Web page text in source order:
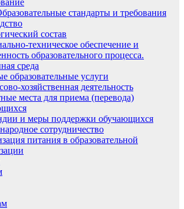
стандарты и требования
состав
техническое обеспечение и
образовательного процесса.
среда
образовательные услуги
хозяйственная деятельность
места для приема (перевода)
и меры поддержки обучающихся
сотрудничество
питания в образовательной